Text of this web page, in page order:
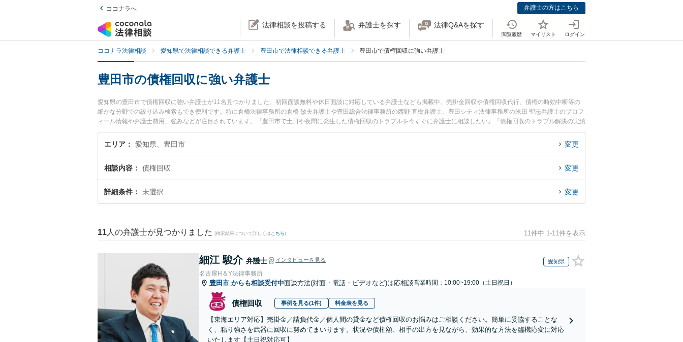
ココナラへ 弁護士の方はこちら
法律相談を投稿する 弁護士を探す 法律Q&Aを探す
閲覧履歴 マイリスト ログイン
ココナラ法律相談 愛知県で法律相談できる弁護士 豊田市で法律相談できる弁護士 豊田市で債権回収に強い弁護士
豊田市の債権回収に強い弁護士
愛知県の豊田市で債権回収に強い弁護士が11名見つかりました。初回面談無料や休日面談に対応している弁護士なども掲載中。売掛金回収や債権回収代行、債権の時効中断等の
細かな分野での絞り込み検索もでき便利です。特に倉橋法律事務所の倉橋 敏夫弁護士や豊田総合法律事務所の西野 直樹弁護士、豊田シティ法律事務所の米田 聖志弁護士のプロフ
ィール情報や弁護士費用、強みなどが注目されています。『豊田市で土日や夜間に発生した債権回収のトラブルを今すぐに弁護士に相談したい』『債権回収のトラブル解決の実績
豊富な近くの弁護士を検索したい』『初回相談無料で債権回収を法律相談できる豊田市内の弁護士に相談予約したい』などでお困りの相談者さんにおすすめです。
エリア 愛知県、豊田市 変更
相談内容 債権回収 変更
詳細条件 未選択 変更
11 人の弁護士が見つかりました (検索結果について詳しくは こちら) 11件中 1-11件を表示
細江 駿介 弁護士 インタビューを見る 愛知県
名古屋H＆Y法律事務所
豊田市 からも相談受付中面談方法(対面・電話・ビデオなど)は応相談営業時間：10:00~19:00（土日祝日）
債権回収 事例を見る(1件) 料金表を見る
【東海エリア対応】売掛金／請負代金／個人間の貸金など債権回収のお悩みはご相談ください。簡単に妥協することな
く、粘り強さを武器に回収に努めてまいります。状況や債権額、相手の出方を見ながら、効果的な方法を臨機応変に対応
いたします【土日祝対応可】